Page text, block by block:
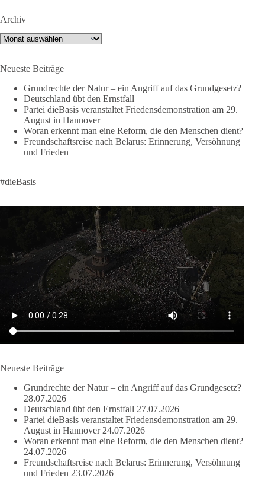
Tiktok:
X:https://x.com/DieBasisLSA
Youtube:https://www.youtube.com/dieBasisSachsenAnhalt
🟩🟩🟦🟦🟥🟥🟧🟧
Like, teile und kommentiere unsere Beiträge, damit noch mehr
Menschen mitbekommen, wofür wir stehen und warum es sich
lohnt, dieBasis zu wählen.
Mehr Infos: https://diebasis-st.de/wahlprogramm/
#dieBasis #Landtagswahl
Auf Facebook ansehen
DieBasis
2 Tage(n) zuvor
🔎 Über 100-mal keine Antwort.
Anthony Fauci, Immunologe und Berater des ehemaligen US-
Präsidenten, hat bei einer Anhörung des US-Senats auf mehr
als 100 Fragen die Aussage verweigert. Die juristische
Bewertung werden Gerichte und Ermittlungen klären – auch
der Vorgang eines deutlich:
Die Corona-Zeit ist noch lange nicht aufgearbeitet.
Auch in Deutschland warten viele Menschen bis heute auf
Antworten:
❓ Wie wurden politische Entscheidungen getroffen?
❓ Welche Maßnahmen waren notwendig und welche nicht?
❓Und wer übernimmt die Verantwortung für die massiven
Archiv
Archiv
Neueste Beiträge
Grundrechte der Natur – ein Angriff auf das Grundgesetz?
Deutschland übt den Ernstfall
Partei dieBasis veranstaltet Friedensdemonstration am 29.
August in Hannover
Woran erkennt man eine Reform, die den Menschen dient?
Freundschaftsreise nach Belarus: Erinnerung, Versöhnung
und Frieden
#dieBasis
Neueste Beiträge
Grundrechte der Natur – ein Angriff auf das Grundgesetz?
28.07.2026
Deutschland übt den Ernstfall 27.07.2026
Partei dieBasis veranstaltet Friedensdemonstration am 29.
August in Hannover 24.07.2026
Woran erkennt man eine Reform, die den Menschen dient?
24.07.2026
Freundschaftsreise nach Belarus: Erinnerung, Versöhnung
und Frieden 23.07.2026